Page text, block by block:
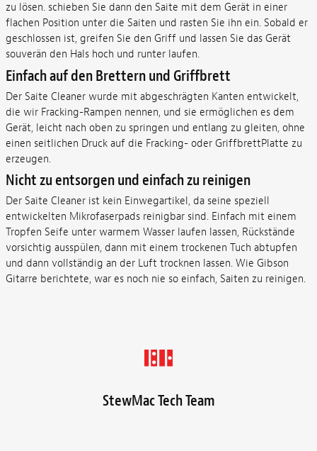
zu lösen. schieben Sie dann den Saite mit dem Gerät in einer
flachen Position unter die Saiten und rasten Sie ihn ein. Sobald er
geschlossen ist, greifen Sie den Griff und lassen Sie das Gerät
souverän den Hals hoch und runter laufen.
Einfach auf den Brettern und Griffbrett
Der Saite Cleaner wurde mit abgeschrägten Kanten entwickelt,
die wir Fracking-Rampen nennen, und sie ermöglichen es dem
Gerät, leicht nach oben zu springen und entlang zu gleiten, ohne
einen seitlichen Druck auf die Fracking- oder GriffbrettPlatte zu
erzeugen.
Nicht zu entsorgen und einfach zu reinigen
Der Saite Cleaner ist kein Einwegartikel, da seine speziell
entwickelten Mikrofaserpads reinigbar sind. Einfach mit einem
Tropfen Seife unter warmem Wasser laufen lassen, Rückstände
vorsichtig ausspülen, dann mit einem trockenen Tuch abtupfen
und dann vollständig an der Luft trocknen lassen. Wie Gibson
Gitarre berichtete, war es noch nie so einfach, Saiten zu reinigen.
StewMac Tech Team